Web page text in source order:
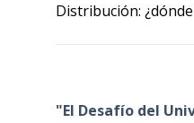
Distribución:
"El Desafío del